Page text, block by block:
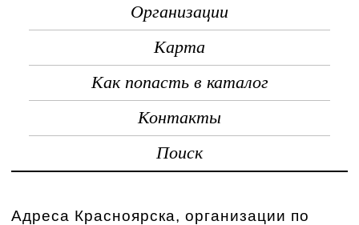
Организации
Карта
Как попасть в каталог
Контакты
Поиск
Адреса Красноярска, организации по